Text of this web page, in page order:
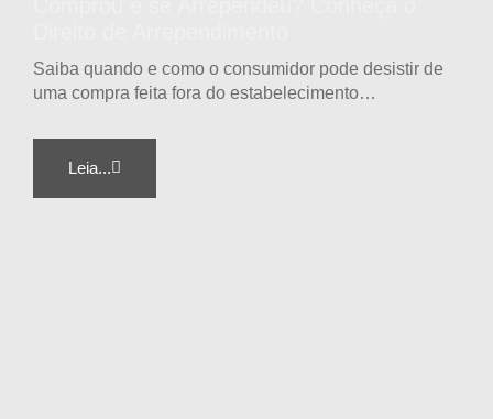
Saiba quando e como o consumidor pode desistir de
uma compra feita fora do estabelecimento…
Leia...